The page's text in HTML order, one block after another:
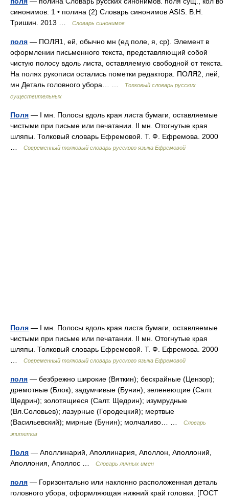
синонимов: 1 • полина (2) Словарь синонимов ASIS. В.Н.
Тришин. 2013 …
Словарь синонимов
поля — ПОЛЯ1, ей, обычно мн (ед поле, я, ср). Элемент в
оформлении письменного текста, представляющий собой
чистую полосу вдоль листа, оставляемую свободной от текста.
На полях рукописи остались пометки редактора. ПОЛЯ2, лей,
мн Деталь головного убора… …
Толковый словарь русских
существительных
Поля — I мн. Полосы вдоль края листа бумаги, оставляемые
чистыми при письме или печатании. II мн. Отогнутые края
шляпы. Толковый словарь Ефремовой. Т. Ф. Ефремова. 2000
Современный толковый словарь русского языка Ефремовой
Поля — I мн. Полосы вдоль края листа бумаги, оставляемые
чистыми при письме или печатании. II мн. Отогнутые края
шляпы. Толковый словарь Ефремовой. Т. Ф. Ефремова. 2000
Современный толковый словарь русского языка Ефремовой
поля — безбрежно широкие (Вяткин); бескрайные (Цензор);
дремотные (Блок); задумчивые (Бунин); зеленеющие (Салт.
Щедрин); золотящиеся (Салт. Щедрин); изумрудные
(Вл.Соловьев); лазурные (Городецкий); мертвые
(Васильевский); мирные (Бунин); молчаливо… …
Словарь
эпитетов
Поля — Аполлинарий, Аполлинария, Аполлон, Аполлоний,
Аполлония, Аполлос …
Словарь личных имен
поля — Горизонтально или наклонно расположенная деталь
головного убора, оформляющая нижний край головки. [ГОСТ